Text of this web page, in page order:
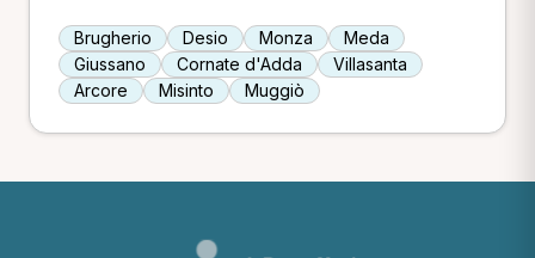
Brugherio Desio Monza
Meda
Giussano
Cornate d'Adda
Villasanta
Arcore
Misinto Muggiò